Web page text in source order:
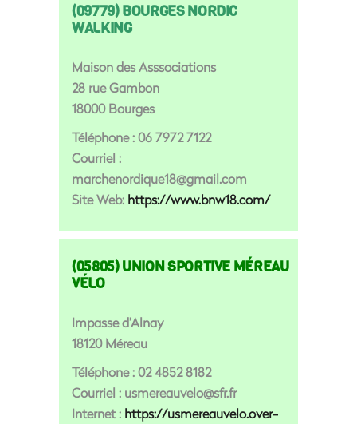
(09779) BOURGES NORDIC
WALKING
Maison des Asssociations
28 rue Gambon
18000 Bourges
Téléphone : 06 7972 7122
Courriel :
marchenordique18@gmail.com
Site Web: https://www.bnw18.com/
(05805) UNION SPORTIVE MÉREAU
VÉLO
Impasse d’Alnay
18120 Méreau
Téléphone : 02 4852 8182
Courriel : usmereauvelo@sfr.fr
Internet : https://usmereauvelo.over-